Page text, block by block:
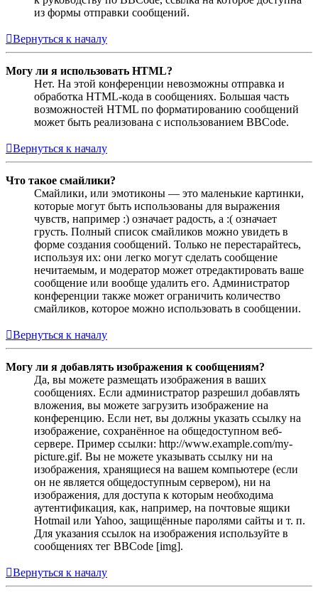
из формы отправки сообщений.
Вернуться к началу
Могу ли я использовать HTML?
Нет. На этой конференции невозможны отправка и
обработка HTML-кода в сообщениях. Большая часть
возможностей HTML по форматированию сообщений
может быть реализована с использованием BBCode.
Вернуться к началу
Что такое смайлики?
Смайлики, или эмотиконы — это маленькие картинки,
которые могут быть использованы для выражения
чувств, например :) означает радость, а :( означает
грусть. Полный список смайликов можно увидеть в
форме создания сообщений. Только не перестарайтесь,
используя их: они легко могут сделать сообщение
нечитаемым, и модератор может отредактировать ваше
сообщение или вообще удалить его. Администратор
конференции также может ограничить количество
смайликов, которое можно использовать в сообщении.
Вернуться к началу
Могу ли я добавлять изображения к сообщениям?
Да, вы можете размещать изображения в ваших
сообщениях. Если администратор разрешил добавлять
вложения, вы можете загрузить изображение на
конференцию. Если нет, вы должны указать ссылку на
изображение, сохранённое на общедоступном веб-
сервере. Пример ссылки: http://www.example.com/my-
picture.gif. Вы не можете указывать ссылку ни на
изображения, хранящиеся на вашем компьютере (если
он не является общедоступным сервером), ни на
изображения, для доступа к которым необходима
аутентификация, как, например, на почтовые ящики
Hotmail или Yahoo, защищённые паролями сайты и т. п.
Для указания ссылок на изображения используйте в
сообщениях тег BBCode [img].
Вернуться к началу